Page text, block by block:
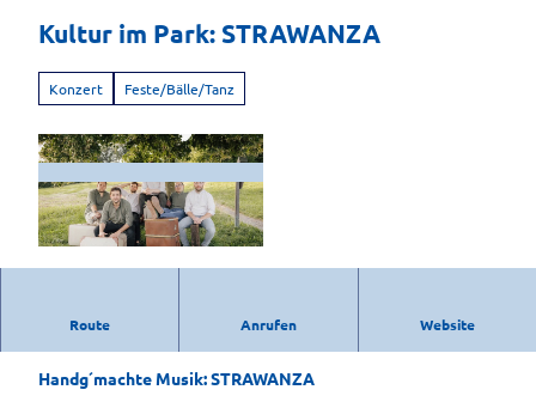
Kultur im Park: STRAWANZA
Konzert Feste/Bälle/Tanz
Route Anrufen Website
Kultur im Park live im Kurpark Bad Aibling - diesmal mit
Handg´machte Musik: STRAWANZA